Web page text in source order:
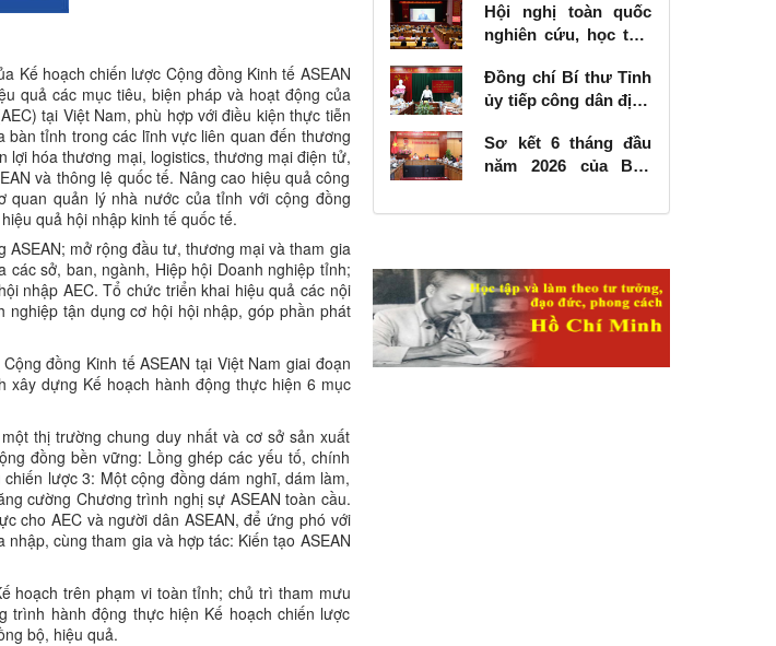
Kế hoạch chiến lược Cộng đồng Kinh tế ASEAN
quả các mục tiêu, biện pháp và hoạt động của
tại Việt Nam, phù hợp với điều kiện thực tiễn
tỉnh trong các lĩnh vực liên quan đến thương
hóa thương mại, logistics, thương mại điện tử,
và thông lệ quốc tế. Nâng cao hiệu quả công
quan quản lý nhà nước của tỉnh với cộng đồng
quả hội nhập kinh tế quốc tế.
mở rộng đầu tư, thương mại và tham gia
sở, ban, ngành, Hiệp hội Doanh nghiệp tỉnh;
nhập AEC. Tổ chức triển khai hiệu quả các nội
tận dụng cơ hội hội nhập, góp phần phát
đồng Kinh tế ASEAN tại Việt Nam giai đoạn
xây dựng Kế hoạch hành động thực hiện 6 mục
thị trường chung duy nhất và cơ sở sản xuất
đồng bền vững: Lồng ghép các yếu tố, chính
lược 3: Một cộng đồng dám nghĩ, dám làm,
cường Chương trình nghị sự ASEAN toàn cầu.
cho AEC và người dân ASEAN, để ứng phó với
cùng tham gia và hợp tác: Kiến tạo ASEAN
hoạch trên phạm vi toàn tỉnh; chủ trì tham mưu
trình hành động thực hiện Kế hoạch chiến lược
bộ, hiệu quả.
kỳ 2026 - 2031
Hội nghị toàn quốc
nghiên cứu, học tập,
khai thực hiện Nghị
quyết số 10-NQ/TW
phát triển kinh tế có
vốn đầu tư nước
Đồng chí Bí thư Tỉnh
ủy tiếp công dân định
Sơ kết 6 tháng đầu
năm 2026 của Ban
các công trình, dự án
giao thông vận tải